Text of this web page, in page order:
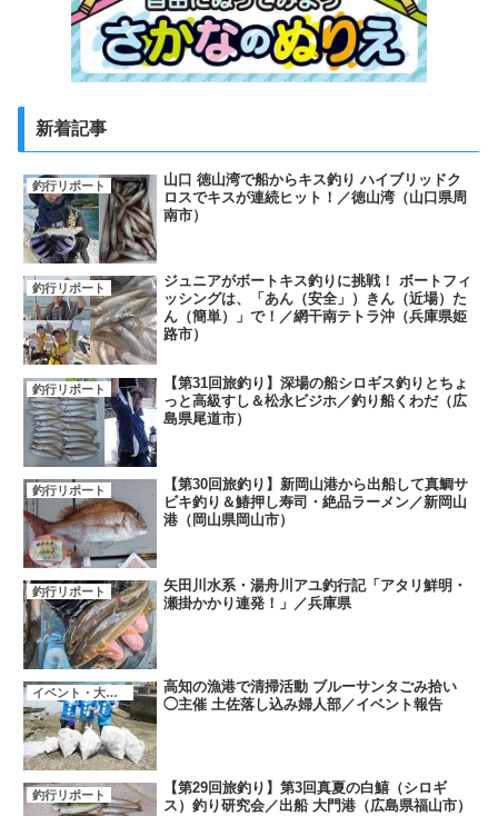
新着記事
釣行リポート
山口 徳山湾で船からキス釣り ハイブリッドク
ロスでキスが連続ヒット！／徳山湾（山口県周
南市）
釣行リポート
ジュニアがボートキス釣りに挑戦！ ボートフィ
ッシングは、「あん（安全」）きん（近場）た
ん（簡単）」で！／網干南テトラ沖（兵庫県姫
路市）
釣行リポート
【第31回旅釣り】深場の船シロギス釣りとちょ
っと高級すし＆松永ビジホ／釣り船くわだ（広
島県尾道市）
釣行リポート
【第30回旅釣り】新岡山港から出船して真鯛サ
ビキ釣り＆鰆押し寿司・絶品ラーメン／新岡山
港（岡山県岡山市）
釣行リポート
矢田川水系・湯舟川アユ釣行記「アタリ鮮明・
瀬掛かかり連発！」／兵庫県
イベント・大会・キャンペーン
高知の漁港で清掃活動 ブルーサンタごみ拾い
◯主催 土佐落し込み婦人部／イベント報告
釣行リポート
【第29回旅釣り】第3回真夏の白鱚（シロギ
ス）釣り研究会／出船 大門港（広島県福山市）